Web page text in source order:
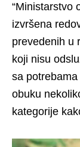
“Ministarstvo
izvršena
prevedenih u
koji nisu
sa
obuku
kategorije